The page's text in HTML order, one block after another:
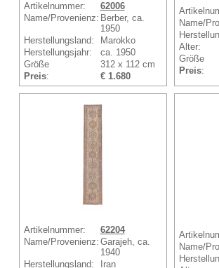
Artikelnummer:
62006
Name/Provenienz: Berber, ca.
1950
Herstellungsland:
Marokko
Herstellungsjahr:
ca. 1950
Größe
312 x 112 cm
Preis: € 1.680
Name/
Alter:
Größe
Preis:
Artikelnummer:
62204
Name/Provenienz: Garajeh, ca.
1940
Herstellungsland:
Iran
Name/